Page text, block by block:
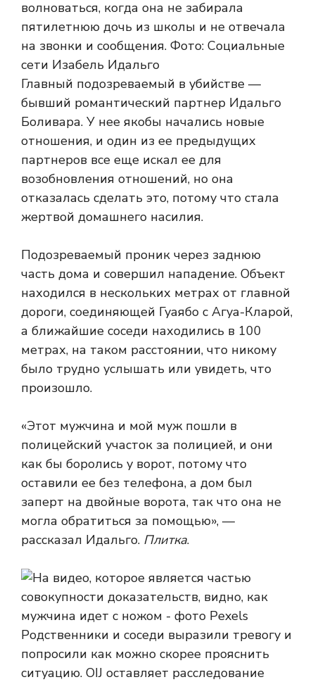
Главный подозреваемый в убийстве —
бывший романтический партнер Идальго
Боливара. У нее якобы начались новые
отношения, и один из ее предыдущих
партнеров все еще искал ее для
возобновления отношений, но она
отказалась сделать это, потому что стала
жертвой домашнего насилия.
Подозреваемый проник через заднюю
часть дома и совершил нападение. Объект
находился в нескольких метрах от главной
дороги, соединяющей Гуаябо с Агуа-Кларой,
а ближайшие соседи находились в 100
метрах, на таком расстоянии, что никому
было трудно услышать или увидеть, что
произошло.
«Этот мужчина и мой муж пошли в
полицейский участок за полицией, и они
как бы боролись у ворот, потому что
оставили ее без телефона, а дом был
заперт на двойные ворота, так что она не
могла обратиться за помощью», —
рассказал Идальго. Плитка.
Родственники и соседи выразили тревогу и
попросили как можно скорее прояснить
ситуацию. OIJ оставляет расследование